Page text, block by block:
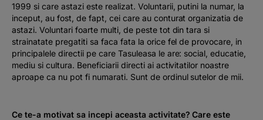
1999 si care astazi este realizat. Voluntarii, putini la numar, la
inceput, au fost, de fapt, cei care au conturat organizatia de
astazi. Voluntari foarte multi, de peste tot din tara si
strainatate pregatiti sa faca fata la orice fel de provocare, in
principalele directii pe care Tasuleasa le are: social, educatie,
mediu si cultura. Beneficiarii directi ai activitatilor noastre
aproape ca nu pot fi numarati. Sunt de ordinul sutelor de mii.
Ce te-a motivat sa incepi aceasta activitate? Care este